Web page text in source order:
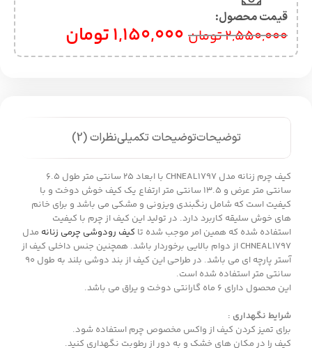
قیمت محصول:​
2,550,000تومان 1,150,000تومان
توضیحاتتوضیحات تکمیلینظرات (2)
کیف چرم زنانه مدل CHNEAL1797 با ابعاد 25 سانتی متر طول 6.5
سانتی متر عرض و 13.5 سانتی متر ارتفاع یک کیف خوش دوخت و با
کیفیت است که شامل رنگبندی ویزونی و مشکی می باشد و برای خانم
های خوش سلیقه کاربرد دارد. در تولید این کیف از چرم با کیفیت
استفاده شده که همین امر موجب شده تا کیف رودوشی چرمی زنانه مدل
CHNEAL1797 از دوام بالایی برخوردار باشد. همچنین جنس داخلی کیف از
آستر پارچه ای می باشد. در طراحی این کیف از بند دوشی بلند به طول 90
سانتی متر استفاده شده است.
این محصول دارای 6 ماه گارانتی دوخت و یراق می باشد.
شرایط نگهداری :
برای تمیز کردن کیف از واکس مخصوص چرم استفاده شود.
کیف را در مکان های خشک و به دور از رطوبت نگهداری کنید.